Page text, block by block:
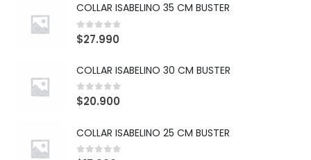
COLLAR ISABELINO 35 CM BUSTER
0out of 5
$27.990
COLLAR ISABELINO 30 CM BUSTER
0out of 5
$20.900
COLLAR ISABELINO 25 CM BUSTER